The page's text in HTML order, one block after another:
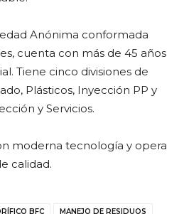
Anónima conformada
cuenta con más de 45 años
Tiene cinco divisiones de
Plásticos, Inyección PP y
y Servicios.
moderna tecnología y opera
calidad.
BFC MANEJO DE RESIDUOS